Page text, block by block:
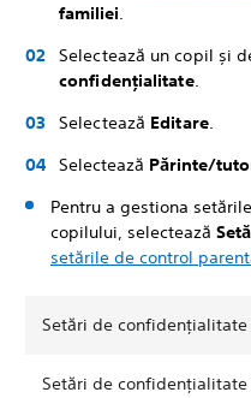
familiei
Selectează un copil și
confidențialitate.
Selectează Editare.
Selectează Părinte/
Pentru a gestiona
copilului, selectează
setările de control
Setări de
Setări de